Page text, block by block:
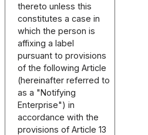
thereto unless this
constitutes a case in
which the person is
affixing a label
pursuant to provisions
of the following Article
(hereinafter referred to
as a "Notifying
Enterprise") in
accordance with the
provisions of Article 13